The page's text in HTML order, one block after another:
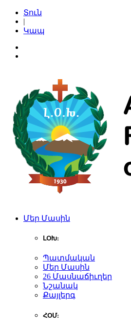
Տուն
|
Կապ
Մեր Մասին
ԼՕԽ:
Պատմական
Մեր Մասին
26 Մասնաճիւղեր
Նշանակ
Քայլերգ
ՀՕՄ: